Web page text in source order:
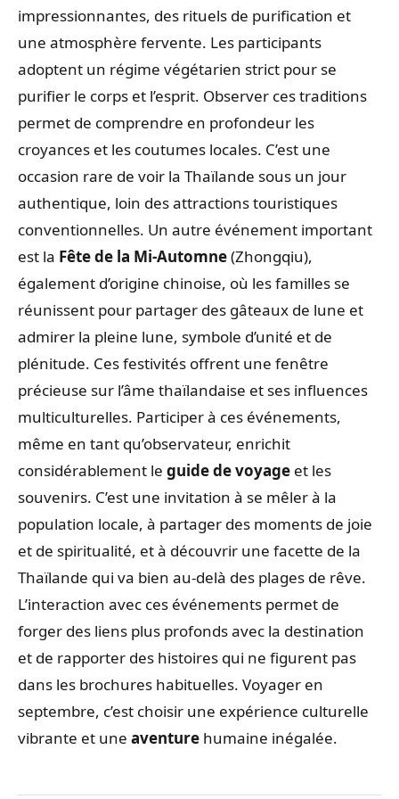
impressionnantes, des rituels de purification et
une atmosphère fervente. Les participants
adoptent un régime végétarien strict pour se
purifier le corps et l’esprit. Observer ces traditions
permet de comprendre en profondeur les
croyances et les coutumes locales. C’est une
occasion rare de voir la Thaïlande sous un jour
authentique, loin des attractions touristiques
conventionnelles. Un autre événement important
est la Fête de la Mi-Automne(Zhongqiu),
également d’origine chinoise, où les familles se
réunissent pour partager des gâteaux de lune et
admirer la pleine lune, symbole d’unité et de
plénitude. Ces festivités offrent une fenêtre
précieuse sur l’âme thaïlandaise et ses influences
multiculturelles. Participer à ces événements,
même en tant qu’observateur, enrichit
considérablement le guide de voyage et les
souvenirs. C’est une invitation à se mêler à la
population locale, à partager des moments de joie
et de spiritualité, et à découvrir une facette de la
Thaïlande qui va bien au-delà des plages de rêve.
L’interaction avec ces événements permet de
forger des liens plus profonds avec la destination
et de rapporter des histoires qui ne figurent pas
dans les brochures habituelles. Voyager en
septembre, c’est choisir une expérience culturelle
vibrante et une aventure humaine inégalée.